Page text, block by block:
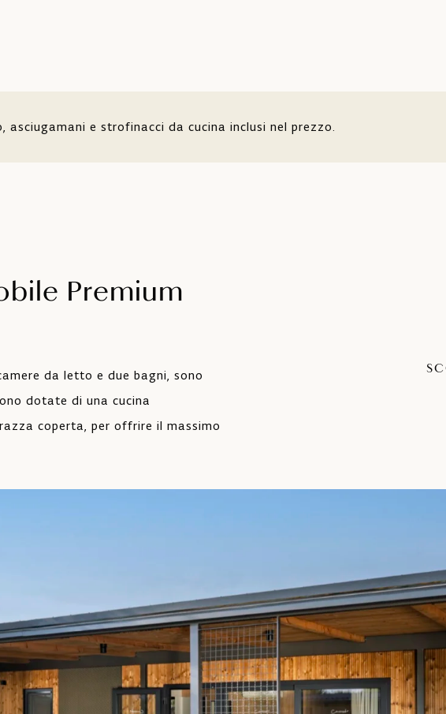
x
Bottiglia d’acqua all’arrivo
asciugamani e strofinacci da cucina inclusi nel prezzo.
Premium
da letto e due bagni, sono
dotate di una cucina
coperta, per offrire il massimo